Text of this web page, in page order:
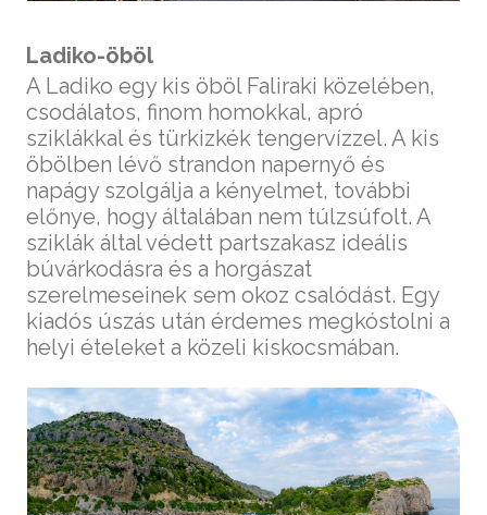
Ladiko-öböl
A Ladiko egy kis öböl Faliraki közelében,
csodálatos, finom homokkal, apró
sziklákkal és türkizkék tengervízzel. A kis
öbölben lévő strandon napernyő és
napágy szolgálja a kényelmet, további
előnye, hogy általában nem túlzsúfolt. A
sziklák által védett partszakasz ideális
búvárkodásra és a horgászat
szerelmeseinek sem okoz csalódást. Egy
kiadós úszás után érdemes megkóstolni a
helyi ételeket a közeli kiskocsmában.